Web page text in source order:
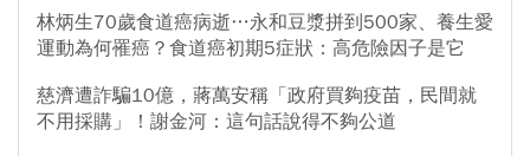
林炳生70歲食道癌病逝…永和豆漿拼到500家、養生愛
運動為何罹癌？食道癌初期5症狀：高危險因子是它
慈濟遭詐騙10億，蔣萬安稱「政府買夠疫苗，民間就
不用採購」！謝金河：這句話說得不夠公道